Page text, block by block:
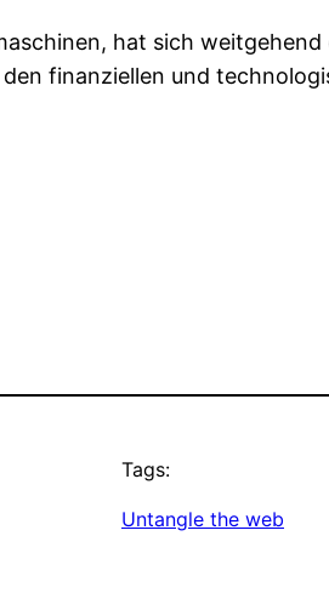
hat sich
finanziellen und
Tags:
Untangle the web